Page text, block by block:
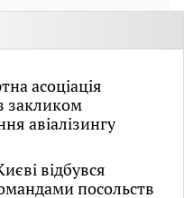
асоціація
закликом
авіалізингу
відбувся
посольств